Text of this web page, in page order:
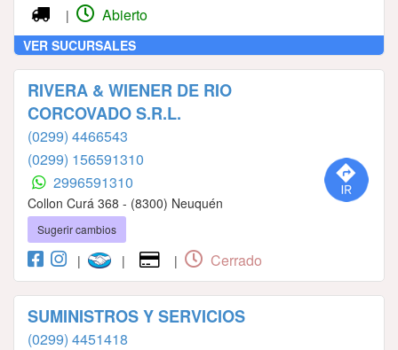
|
Abierto
VER SUCURSALES
RIVERA & WIENER DE RIO
CORCOVADO S.R.L.
(0299) 4466543
(0299) 156591310
2996591310
Collon Curá 368 - (8300) Neuquén
Sugerir cambios
| | | Cerrado
SUMINISTROS Y SERVICIOS
(0299) 4451418